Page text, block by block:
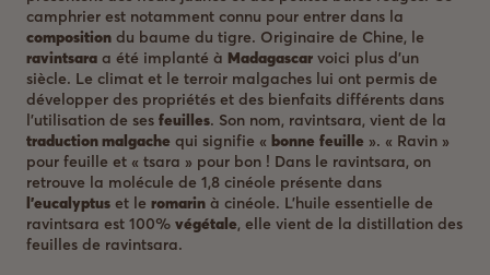
camphrier est notamment connu pour entrer dans la
composition du baume du tigre. Originaire de Chine, le
ravintsara a été implanté à Madagascar voici plus d’un
siècle. Le climat et le terroir malgaches lui ont permis de
développer des propriétés et des bienfaits différents dans
l’utilisation de ses feuilles. Son nom, ravintsara, vient de la
traduction malgache qui signifie « bonne feuille ». « Ravin »
pour feuille et « tsara » pour bon ! Dans le ravintsara, on
retrouve la molécule de 1,8 cinéole présente dans
l’eucalyptus et le romarin à cinéole. L’huile essentielle de
ravintsara est 100% végétale, elle vient de la distillation des
feuilles de ravintsara.